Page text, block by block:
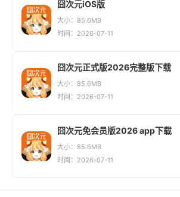
囧次元iOS版
大小：85.6MB
时间：2026-07-11
囧次元正式版2026完整版下载
大小：85.6MB
时间：2026-07-11
囧次元免会员版2026 app下载
大小：85.6MB
时间：2026-07-11